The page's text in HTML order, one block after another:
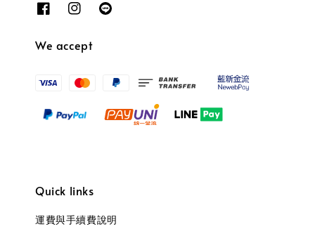
We accept
Quick links
運費與手續費說明